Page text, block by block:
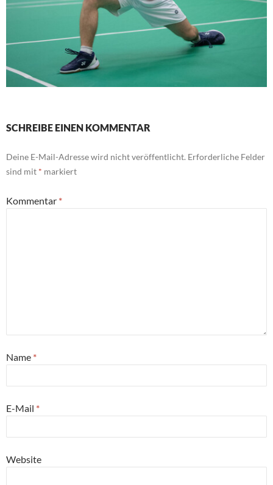
SCHREIBE EINEN KOMMENTAR
Deine E-Mail-Adresse wird nicht veröffentlicht. Erforderliche Felder
sind mit * markiert
Kommentar *
Name *
E-Mail *
Website